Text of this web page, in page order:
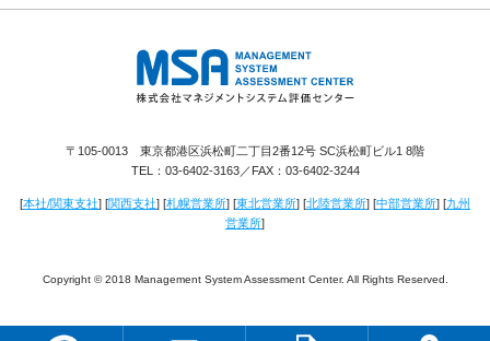
〒105-0013 東京都港区浜松町二丁目2番12号 SC浜松町ビル1 8階
TEL： 03-6402-3163／FAX：03-6402-3244
[本社/関東支社] [関西支社] [札幌営業所] [東北営業所] [北陸営業所] [中部営業所] [九州
営業所]
Copyright © 2018 Management System Assessment Center. All Rights Reserved.